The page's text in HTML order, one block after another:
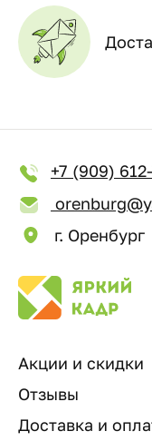
+7 (909)
г. Оренбург
Акции и скидки
Отзывы
Доставка и